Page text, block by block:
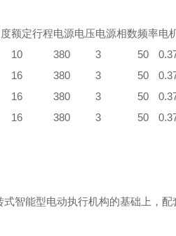
额定行程电源电压电源相数频率电
10 380 3 50
16 380 3 50
16 380 3 50
16 380 3 50
智能型电动执行机构的基础上，配